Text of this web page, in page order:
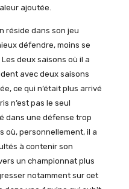
ajoutée.
réside dans son jeu
défendre, moins se
deux saisons où il a
avec deux saisons
ce qui n’était plus arrivé
n’est pas le seul
dans une défense trop
où, personnellement, il a
à contenir son
un championnat plus
notamment sur cet